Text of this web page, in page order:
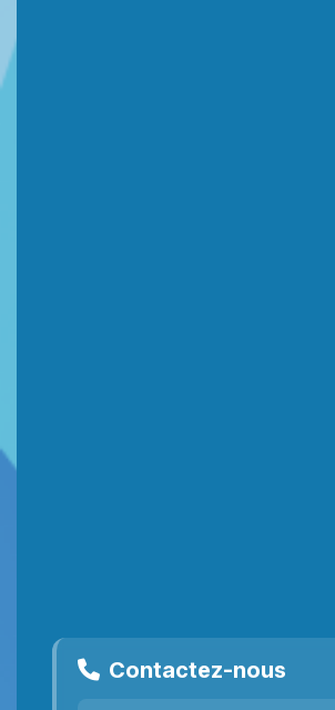
Contactez-nous